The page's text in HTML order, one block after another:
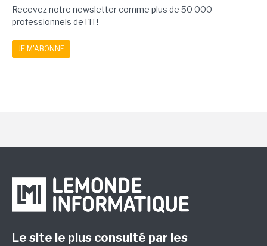
Recevez notre newsletter comme plus de 50 000
professionnels de l'IT!
JE M'ABONNE
Le site le plus consulté par les